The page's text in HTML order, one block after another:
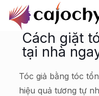
Cách giặt
tại nhà
Tóc giả bằng tóc
hiệu quả tương tự